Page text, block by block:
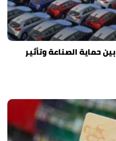
حماية الصناعة وتأثير